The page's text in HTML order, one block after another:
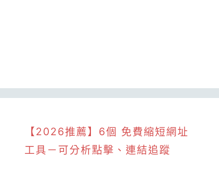
【2026推薦】6個 免費縮短網址
工具－可分析點擊、連結追蹤